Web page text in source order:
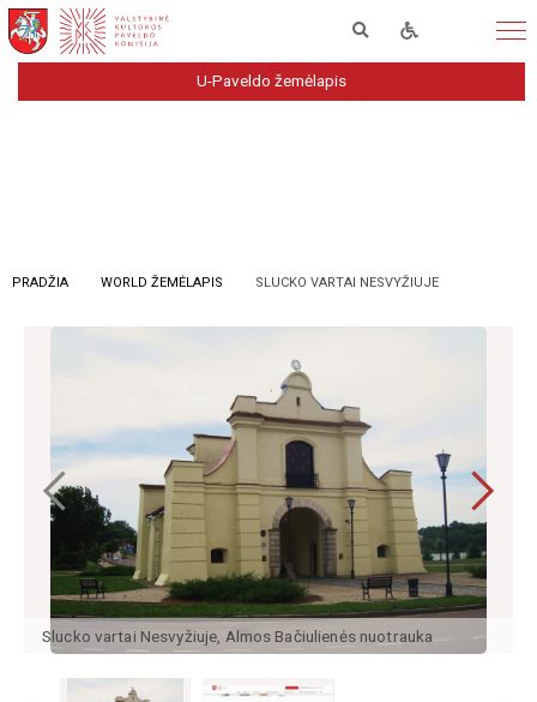
U-Paveldo žemėlapis
PRADŽIA WORLD ŽEMĖLAPIS SLUCKO VARTAI NESVYŽIUJE
Slucko vartai Nesvyžiuje, Almos Bačiulienės nuotrauka